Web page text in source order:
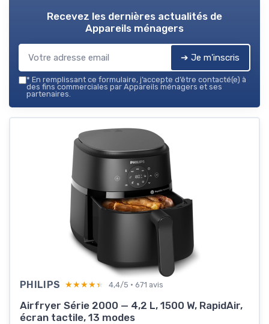
Recevez les dernières actualités de
Appareils ménagers
➔ Je m'inscris
* En remplissant ce formulaire, j’accepte d’être contacté(e) à
des fins commerciales par Appareils ménagers et ses
partenaires.
PHILIPS ★★★★★
★★★★★ 4,4/5 · 671 avis
Airfryer Série 2000 — 4,2 L, 1500 W, RapidAir,
écran tactile, 13 modes